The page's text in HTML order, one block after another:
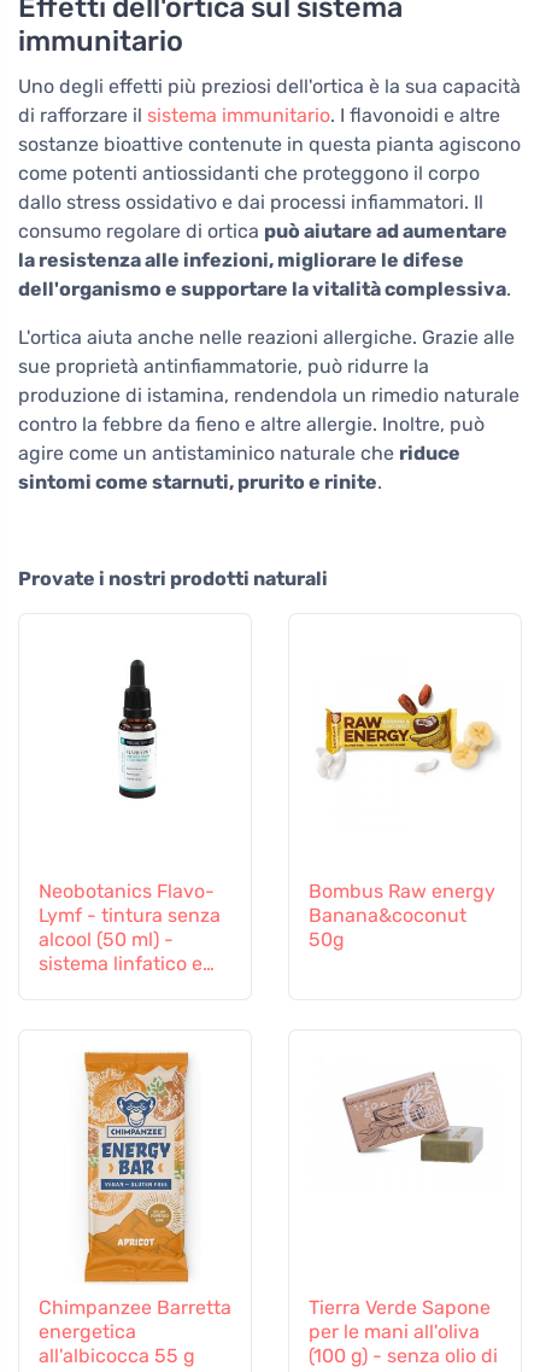
Effetti dell'ortica sul sistema
immunitario
Uno degli effetti più preziosi dell'ortica è la sua capacità
di rafforzare il sistema immunitario. I flavonoidi e altre
sostanze bioattive contenute in questa pianta agiscono
come potenti antiossidanti che proteggono il corpo
dallo stress ossidativo e dai processi infiammatori. Il
consumo regolare di ortica può aiutare ad aumentare
la resistenza alle infezioni, migliorare le difese
dell'organismo e supportare la vitalità complessiva.
L'ortica aiuta anche nelle reazioni allergiche. Grazie alle
sue proprietà antinfiammatorie, può ridurre la
produzione di istamina, rendendola un rimedio naturale
contro la febbre da fieno e altre allergie. Inoltre, può
agire come un antistaminico naturale che riduce
sintomi come starnuti, prurito e rinite.
Provate i nostri prodotti naturali
Neobotanics Flavo-
Lymf - tintura senza
alcool (50 ml) -
sistema linfatico e
Bombus Raw energy
Banana&coconut
50g
Chimpanzee Barretta
energetica
all'albicocca 55 g
Tierra Verde Sapone
per le mani all'oliva
(100 g) - senza olio di